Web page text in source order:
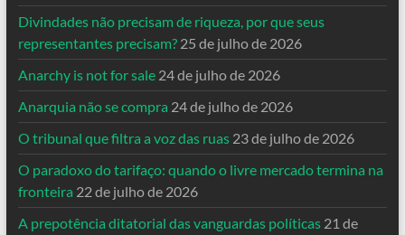
Divindades não precisam de riqueza, por que seus
representantes precisam? 25 de julho de 2026
Anarchy is not for sale 24 de julho de 2026
Anarquia não se compra 24 de julho de 2026
O tribunal que filtra a voz das ruas 23 de julho de 2026
O paradoxo do tarifaço: quando o livre mercado termina na
fronteira 22 de julho de 2026
A prepotência ditatorial das vanguardas políticas 21 de